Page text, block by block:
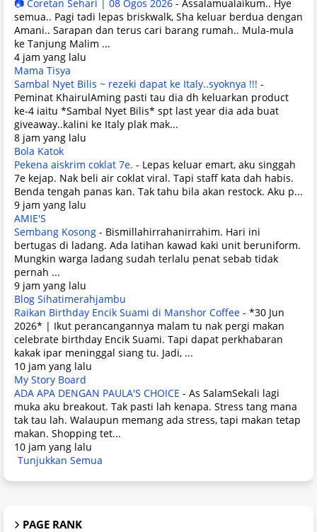
📷 Coretan Sehari | 08 Ogos 2026 - Assalamualaikum.. Hye
semua.. Pagi tadi lepas briskwalk, Sha keluar berdua dengan
Amani.. Sarapan dan terus cari barang rumah.. Mula-mula
ke Tanjung Malim ...
4 jam yang lalu
Mama Tisya
Sambal Nyet Bilis ~ rezeki dapat ke Italy..syoknya !!! -
Peminat KhairulAming pasti tau dia dh keluarkan product
ke-4 iaitu *Sambal Nyet Bilis* spt last year dia ada buat
giveaway..kalini ke Italy plak mak...
8 jam yang lalu
Bola Katok
Pekena aiskrim coklat 7e. - Lepas keluar emart, aku singgah
7e kejap. Nak beli air coklat viral. Tapi staff kata dah habis.
Benda tengah panas kan. Tak tahu bila akan restock. Aku p...
9 jam yang lalu
AMIE'S
Sembang Kosong - Bismillahirrahanirrahim. Hari ini
bertugas di ladang. Ada latihan kawad kaki unit beruniform.
Mungkin warga ladang sudah terlalu penat sebab tidak
pernah ...
9 jam yang lalu
Blog Sihatimerahjambu
Raikan Birthday Encik Suami di Manshor Coffee - *30 Jun
2026* | Ikut perancangannya malam tu nak pergi makan
celebrate birthday Encik Suami. Tapi dapat perkhabaran
kakak ipar meninggal siang tu. Jadi, ...
10 jam yang lalu
My Story Board
ADA APA DENGAN PAULA'S CHOICE - As SalamSekali lagi
muka aku breakout. Tak pasti lah kenapa. Stress tang mana
tak tau lah. Walaupun memang ada stress, tapi makan tetap
makan. Shopping tet...
10 jam yang lalu
Tunjukkan Semua
PAGE RANK